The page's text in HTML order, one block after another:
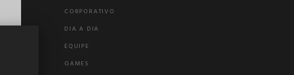
CORPORATIVO
DIA A DIA
EQUIPE
GAMES